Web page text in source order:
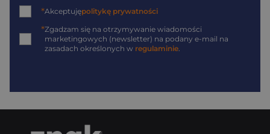
*Akceptujępolitykę prywatności
*Zgadzam się na otrzymywanie wiadomości
marketingowych (newsletter) na podany e-mail na
zasadach określonych w regulaminie.